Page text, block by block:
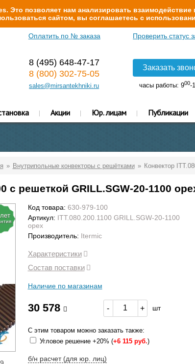
Это позволяет нам анализировать взаимодействие
сайтом, вы соглашаетесь с
Оплатить по № заказа Проверить статус
8 (495) 648-47-17
8 (800) 302-75-05
sales@mirsantekhniki.ru
Заказать
часы работы: 900-
Акции Юр. лицам Публикации
Внутрипольные конвекторы с решётками Конвектор
с решеткой GRILL.SGW-20-1100
Код товара: 630-979-100
Артикул: ITT.080.200.1100 GRILL.SGW-20-1100
орех
Производитель: Itermic
Характеристики
Состав поставки
Наличие по магазинам
30 578 - + шт
С этим товаром можно заказать также:
Угловое решение +20% (+6 115 руб.)
б/н расчет (для юр. лиц)